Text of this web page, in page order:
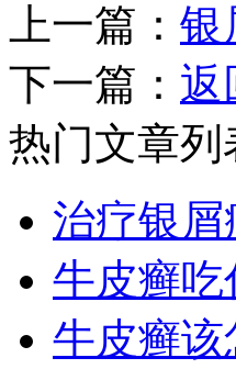
上一篇： 银
下一篇： 返
热门文章列
治疗银
牛皮癣吃
牛皮癣